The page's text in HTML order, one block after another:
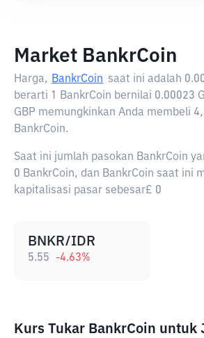
Market BankrCoin
Harga, BankrCoin saat ini adalah
berarti 1 BankrCoin bernilai 0.00023
GBP memungkinkan Anda membeli
BankrCoin.
Saat ini jumlah pasokan BankrCoin
0 BankrCoin, dan BankrCoin saat ini
kapitalisasi pasar sebesar£ 0
BNKR/IDR
5.55 -4.63%
Kurs Tukar BankrCoin untuk